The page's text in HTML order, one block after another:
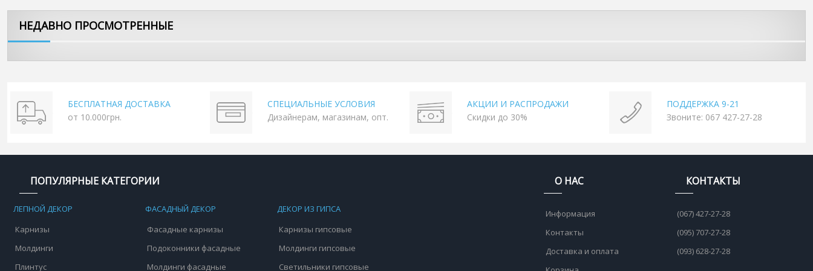
НЕДАВНО ПРОСМОТРЕННЫЕ
БЕСПЛАТНАЯ ДОСТАВКА
от 10.000грн.
СПЕЦИАЛЬНЫЕ УСЛОВИЯ
Дизайнерам, магазинам, опт.
АКЦИИ И РАСПРОДАЖИ
Скидки до 30%
ПОДДЕРЖКА 9-21
Звоните: 067 427-27-28
ПОПУЛЯРНЫЕ КАТЕГОРИИ
ЛЕПНОЙ ДЕКОР
Карнизы
Молдинги
Плинтус
ФАСАДНЫЙ ДЕКОР
Фасадные карнизы
Подоконники фасадные
Молдинги фасадные
ДЕКОР ИЗ ГИПСА
Карнизы гипсовые
Молдинги гипсовые
Светильники гипсовые
О НАС
Информация
Контакты
Доставка и оплата
КОНТАКТЫ
(067) 427-27-28
(095) 707-27-28
(093) 628-27-28